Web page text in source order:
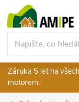
na
obsah
Záruka 5 let na
motorem.